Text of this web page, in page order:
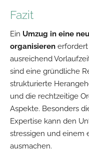
Fazit
Ein Umzug in eine
organisieren
ausreichend
sind eine gründliche
strukturierte
und die rechtzeitige
Aspekte. Besonders
Expertise kann den
stressigen und einem
ausmachen.